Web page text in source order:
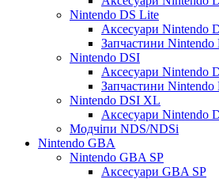
Nintendo DS Lite
Аксесуари Nintendo
Запчастини Nintendo
Nintendo DSI
Аксесуари Nintendo
Запчастини Nintendo
Nintendo DSI XL
Аксесуари Nintendo
Модчіпи NDS/NDSi
Nintendo GBA
Nintendo GBA SP
Аксесуари GBA SP